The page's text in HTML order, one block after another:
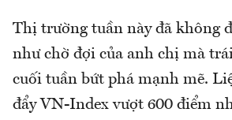
Thị trường tuần này đã không
như chờ đợi của anh chị mà
cuối tuần bứt phá mạnh mẽ.
đẩy VN-Index vượt 600 điểm